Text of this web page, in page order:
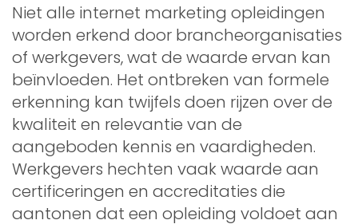
Niet alle internet marketing opleidingen
worden erkend door brancheorganisaties
of werkgevers, wat de waarde ervan kan
beïnvloeden. Het ontbreken van formele
erkenning kan twijfels doen rijzen over de
kwaliteit en relevantie van de
aangeboden kennis en vaardigheden.
Werkgevers hechten vaak waarde aan
certificeringen en accreditaties die
aantonen dat een opleiding voldoet aan